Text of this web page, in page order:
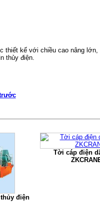
kế với chiều cao nâng lớn,
thủy điện.
điện
Tời cáp điện